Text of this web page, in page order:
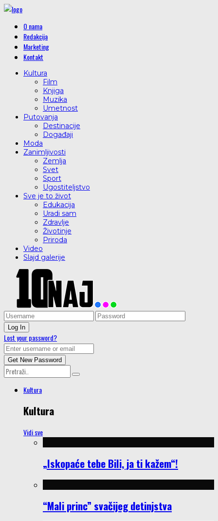
O nama
Redakcija
Marketing
Kontakt
Kultura
Film
Knjiga
Muzika
Umetnost
Putovanja
Destinacije
Događaji
Moda
Zanimljivosti
Zemlja
Svet
Sport
Ugostiteljstvo
Sve je to život
Edukacija
Uradi sam
Zdravlje
Životinje
Priroda
Video
Slajd galerije
Lost your password?
Kultura
Kultura
Vidi sve
„Iskopaće tebe Bili, ja ti kažem“!
“Mali princ” svačijeg detinjstva